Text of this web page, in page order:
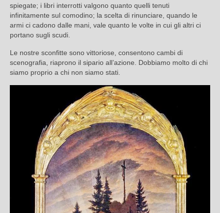
spiegate; i libri interrotti valgono quanto quelli tenuti
infinitamente sul comodino; la scelta di rinunciare, quando le
armi ci cadono dalle mani, vale quanto le volte in cui gli altri ci
portano sugli scudi.
Le nostre sconfitte sono vittoriose, consentono cambi di
scenografia, riaprono il sipario all’azione. Dobbiamo molto di chi
siamo proprio a chi non siamo stati.